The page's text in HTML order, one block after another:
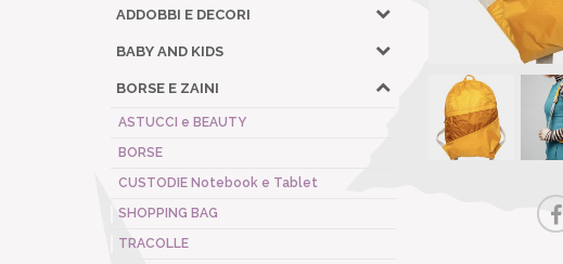
ADDOBBI E DECORI
BABY AND KIDS
BORSE E ZAINI
ASTUCCI e BEAUTY
BORSE
CUSTODIE Notebook e Tablet
SHOPPING BAG
TRACOLLE